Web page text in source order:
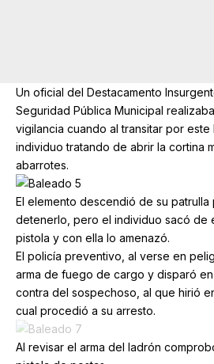
Un oficial del Destacamento
Seguridad Pública Municipal
vigilancia cuando al transitar por
individuo tratando de abrir la cortina
abarrotes.
El elemento descendió de su patrulla
detenerlo, pero el individuo sacó de
pistola y con ella lo amenazó.
El policía preventivo, al verse en
arma de fuego de cargo y disparó
contra del sospechoso, al que hirió
cual procedió a su arresto.
Al revisar el arma del ladrón